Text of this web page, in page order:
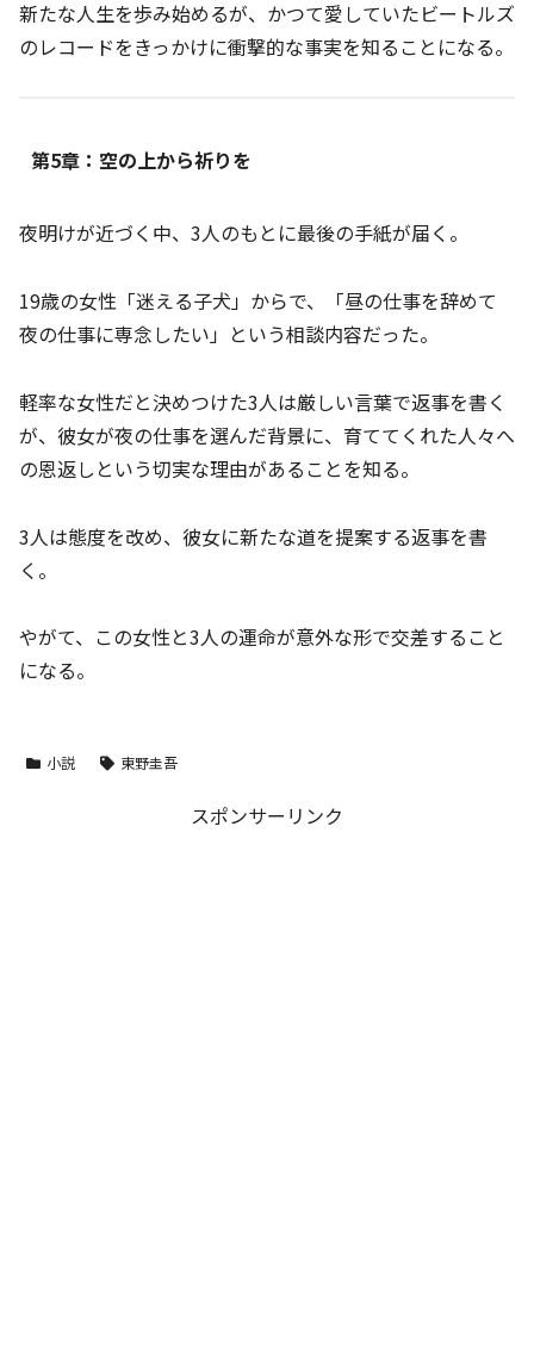
新たな人生を歩み始めるが、かつて愛していたビートルズ
のレコードをきっかけに衝撃的な事実を知ることになる。
第5章：空の上から祈りを
夜明けが近づく中、3人のもとに最後の手紙が届く。
19歳の女性「迷える子犬」からで、「昼の仕事を辞めて
夜の仕事に専念したい」という相談内容だった。
軽率な女性だと決めつけた3人は厳しい言葉で返事を書く
が、彼女が夜の仕事を選んだ背景に、育ててくれた人々へ
の恩返しという切実な理由があることを知る。
3人は態度を改め、彼女に新たな道を提案する返事を書
く。
やがて、この女性と3人の運命が意外な形で交差すること
になる。
小説 東野圭吾
スポンサーリンク